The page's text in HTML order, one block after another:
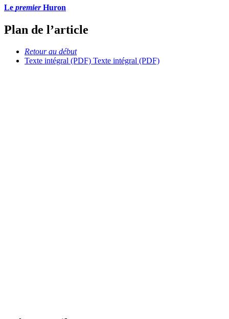
Le premierHuron
Plan de l’article
Retour au début
Texte intégral (PDF) Texte intégral (PDF)